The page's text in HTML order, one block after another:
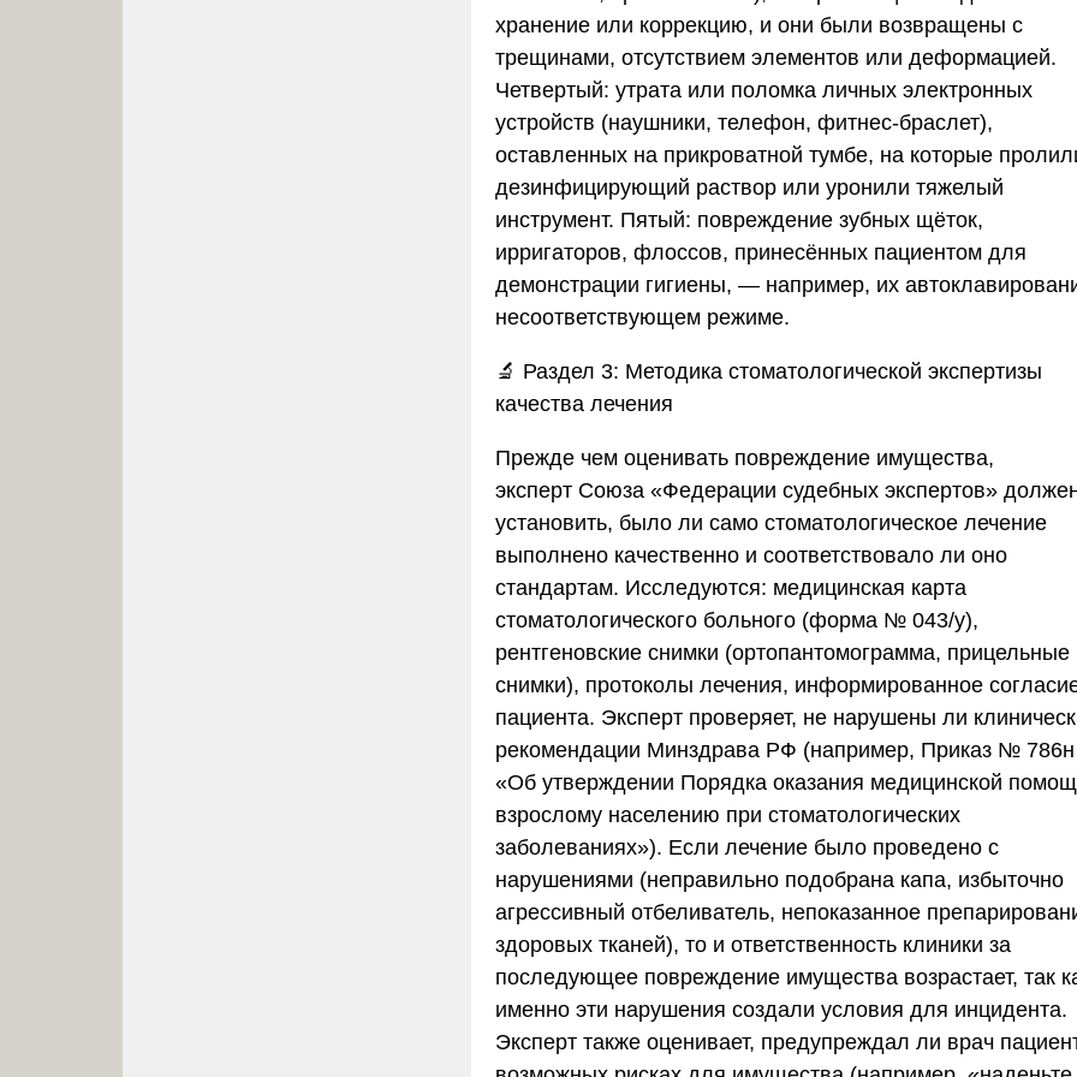
хранение или коррекцию, и они были возвращены с
трещинами, отсутствием элементов или деформацией.
Четвертый: утрата или поломка личных электронных
устройств (наушники, телефон, фитнес-браслет),
оставленных на прикроватной тумбе, на которые
дезинфицирующий раствор или уронили тяжелый
инструмент. Пятый: повреждение зубных щёток,
ирригаторов, флоссов, принесённых пациентом для
демонстрации гигиены, — например, их
несоответствующем режиме.
🔬 Раздел 3: Методика стоматологической экспертизы
качества лечения
Прежде чем оценивать повреждение имущества,
эксперт Союза «Федерации судебных экспертов»
установить, было ли само стоматологическое лечение
выполнено качественно и соответствовало ли оно
стандартам. Исследуются: медицинская карта
стоматологического больного (форма № 043/у),
рентгеновские снимки (ортопантомограмма, прицельные
снимки), протоколы лечения, информированное
пациента. Эксперт проверяет, не нарушены ли
рекомендации Минздрава РФ (например, Приказ № 786н
«Об утверждении Порядка оказания медицинской
взрослому населению при стоматологических
заболеваниях»). Если лечение было проведено с
нарушениями (неправильно подобрана капа, избыточно
агрессивный отбеливатель, непоказанное
здоровых тканей), то и ответственность клиники за
последующее повреждение имущества возрастает, так
именно эти нарушения создали условия для инцидента.
Эксперт также оценивает, предупреждал ли врач